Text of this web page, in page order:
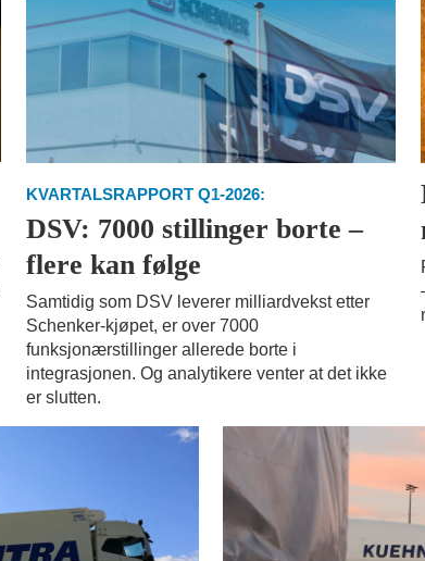
KVARTALSRAPPORT Q1-2026:
DSV: 7000 stillinger borte –
flere kan følge
Samtidig som DSV leverer milliardvekst etter
Schenker-kjøpet, er over 7000
funksjonærstillinger allerede borte i
integrasjonen. Og analytikere venter at det ikke
er slutten.